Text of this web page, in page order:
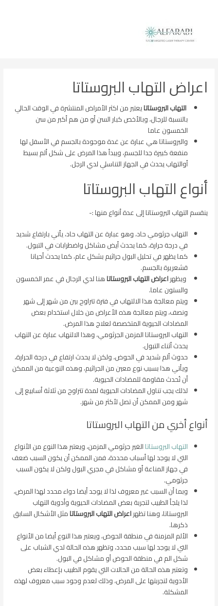
اعراض التهاب البروستاتا
التهاب البروستاتايعتبر من اكثر الأمراض المنتشرة في الوقت الحالي
بالنسبة للرجال، وبالأخص كبار السن أو من هم أكبر من سن
الخمسون عاما
والبروستاتا هي عبارة عن غدة موجودة بالجسم في الأسفل لها
منفعة كبيرة جدا للجسم، ويبدأ هذا المرض على شكل ألم بسيط
أوالتهاب يحدث في الجهاز التناسلي لدي الرجل.
أنواع التهاب البروستاتا
ينقسم التهاب البروستاتا إلى عدة أنواع منها :-
التهاب جرثومي حاد، وهو عبارة عن التهاب حاد، يأتي بارتفاع شديد
في درجة حرارة، كما يحدث أيض مشاكل واضطرابات في التبول.
كما يظهر في تحليل البول جراثيم بشكل عام، كما يحدث أحيانا
قشعريرة بالجسم.
ويظهراعراض التهاب البروستاتاهنا لدي الرجال في عمر الخمسون
والستون عاما.
ويتم معالجة هذا الالتهاب في فترة تتراوح بين من شهر إلى شهر
ونصف، ويتم معالجة هذه الأعراض من خلال استخدام بعض
المضادات الحيوية المتخصصة لعلاج هذا المرض.
التهاب البروستاتا المزمن الجرثومي، وهذا الالتهاب عبارة عن التهاب
يحدث أثناء التبول.
حدوث ألم شديد في الحوض، ولكن لا يحدث ارتفاع في درجة الحرارة،
ويأتي هذا بسبب نوع معين من الجراثيم، وهذه النوعية من الممكن
أن تُحدث مقاومة للمضادات الحيوية.
لذلك يجب تناول المضادات الحيوية لمدة تتراوح من ثلاثة أسابيع إلى
شهر ومن الممكن أن تصل لأكثر من شهر.
أنواع أخري من التهاب البروستاتا
التهاب البروستاتاالغير جرثومي المزمن، ويعتبر هذا النوع من الأنواع
التي لا يوجد لها أسباب محددة، فمن الممكن أن يكون السبب ضعف
في جهاز المناعة أو مشاكل في مجري البول ولكن لا يكون السبب
جرثومي.
وبما أن السبب غير معروف لذا لا يوجد أيضا دواء محدد لهذا المرض،
لذا يلجأ الطبيب لتجربة بعض المضادات الحيوية وأدوية التهاب
البروستاتا، وهنا تظهراعراض التهاب البروستاتامثل الأشكال السابق
ذكرها.
الألم المزمنة في منطقة الحوض، ويعتبر هذا النوع أيضا من الأنواع
التي لا يوجد لها سبب محدد، وتظهر هذه الحالة لدي الشباب على
شكل الم في منطقة الحوض أو مشاكل في البول.
وتعتبر هذه الحالة من الحالات التي يقوم الطبيب بإعطاء بعض
الأدوية لتجربتها على المرض، وذلك لعدم وجود سبب معروف لهذه
المشكلة.